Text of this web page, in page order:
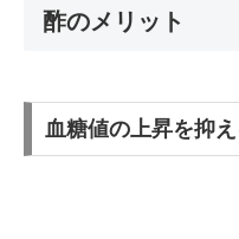
酢のメリット
血糖値の上昇を抑